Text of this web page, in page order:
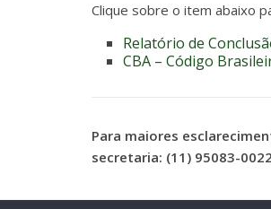
Clique sobre o item abaixo
Relatório de
CBA – Código
Para maiores
secretaria: (11) 95083-0022